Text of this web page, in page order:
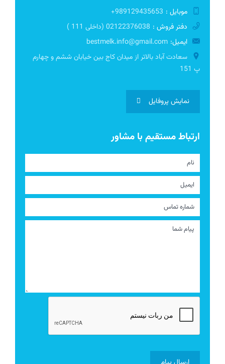
موبایل : 989129435653+
دفتر فروش : 02122376038 (داخلی 111 )
ایمیل: bestmelk.info@gmail.com
سعادت آباد بالاتر از میدان کاج بین خیابان ششم و چهارم
پ 151
نمایش پروفایل
ارتباط مستقیم با مشاور